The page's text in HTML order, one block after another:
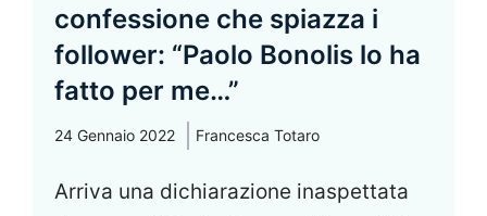
confessione che spiazza i
follower: “Paolo Bonolis lo ha
fatto per me…”
24 Gennaio 2022 Francesca Totaro
Arriva una dichiarazione inaspettata